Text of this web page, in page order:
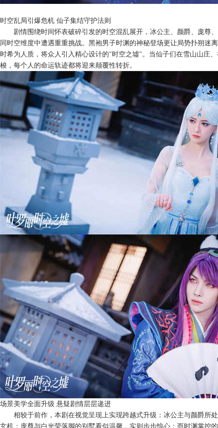
时空乱局引爆危机 仙子集结守护法则
剧情围绕时间怀表破碎引发的时空混乱展开，冰公主、颜爵、庞尊
同时空维度中遭遇重重挑战。黑袍男子时渊的神秘登场更让局势扑朔迷离
时希为人质，将众人引入精心设计的"时空之墟"。当仙子们在雪山山庄
梭，每个人的命运轨迹都将迎来颠覆性转折。
场景美学全面升级 悬疑剧情层层递进
相较于前作，本剧在视觉呈现上实现跨越式升级：冰公主与颜爵所
玄机；庞尊与白光莹落脚的别墅看似温馨，实则步步惊心；而时渊掌控